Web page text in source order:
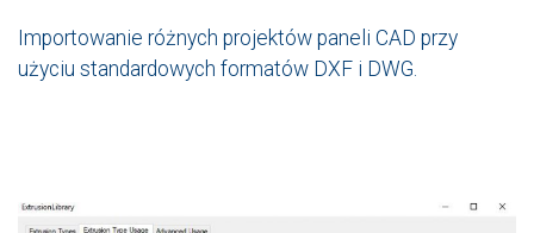
Importowanie różnych projektów paneli CAD przy
użyciu standardowych formatów DXF i DWG.